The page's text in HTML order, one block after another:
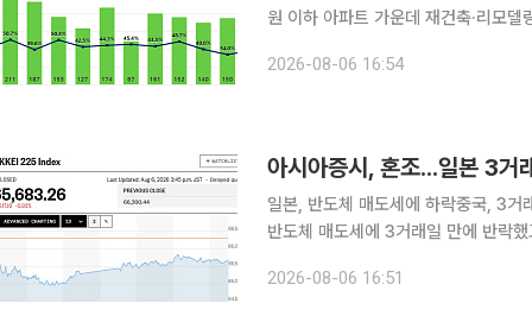
원 이하 아파트 가운데 재건축·리모
수준을 기록했다. 6일 경·
2026-08-06 16:54
아시아증시, 혼조...일본 3거
일본, 반도체 매도세에 하락중국, 3거
반도체 매도세에 3거래일 만에 반락했
는 9.68포인트(0.24%) 상승한
2026-08-06 16:51